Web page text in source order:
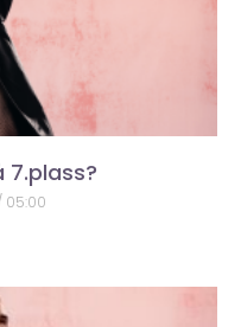
7.plass?
05:00